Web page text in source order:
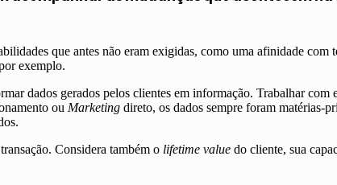
que antes não eram exigidas, como uma afinidade com
exemplo.
dados gerados pelos clientes em informação. Trabalhar com
ou Marketing direto, os dados sempre foram matérias-
Considera também o lifetime value do cliente, sua